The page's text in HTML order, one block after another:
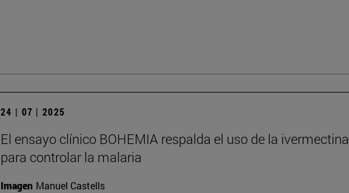
24 | 07 | 2025
El ensayo clínico BOHEMIA respalda el uso de la ivermectina
para controlar la malaria
Imagen Manuel Castells